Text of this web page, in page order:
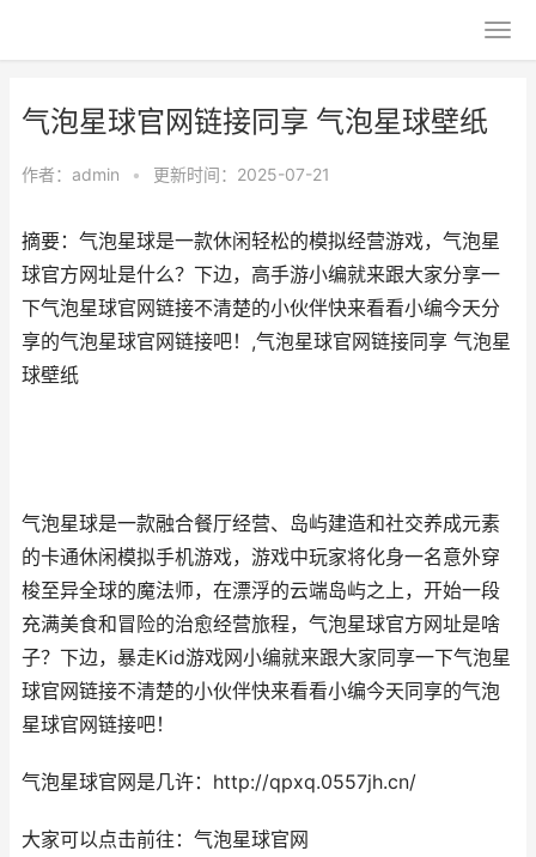
气泡星球官网链接同享 气泡星球壁纸
作者： admin • 更新时间：2025-07-21
摘要：气泡星球是一款休闲轻松的模拟经营游戏，气泡星
球官方网址是什么？下边，高手游小编就来跟大家分享一
下气泡星球官网链接不清楚的小伙伴快来看看小编今天分
享的气泡星球官网链接吧！,气泡星球官网链接同享 气泡星
球壁纸
气泡星球是一款融合餐厅经营、岛屿建造和社交养成元素
的卡通休闲模拟手机游戏，游戏中玩家将化身一名意外穿
梭至异全球的魔法师，在漂浮的云端岛屿之上，开始一段
充满美食和冒险的治愈经营旅程，气泡星球官方网址是啥
子？下边，暴走Kid游戏网小编就来跟大家同享一下气泡星
球官网链接不清楚的小伙伴快来看看小编今天同享的气泡
星球官网链接吧！
气泡星球官网是几许：http://qpxq.0557jh.cn/
大家可以点击前往：气泡星球官网